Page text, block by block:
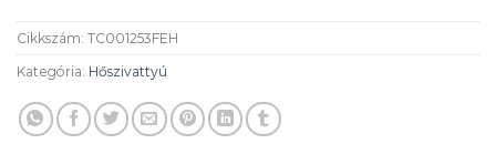
Cikkszám: TC001253FEH
Kategória: Hőszivattyú